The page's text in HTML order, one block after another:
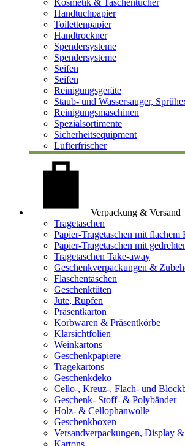
Kosmetik & Taschentücher
Handtuchpapier
Toilettenpapier
Handtrockner
Spendersysteme
Spendersysteme
Seifen
Seifen
Reinigungsgeräte
Staub- und Wassersauger,
Reinigungsmaschinen
Spezialsortimente
Sicherheitsequipment
Lufterfrischer
Verpackung & Versand
Tragetaschen
Papier-Tragetaschen mit flachem
Papier-Tragetaschen mit
Tragetaschen Take-away
Geschenkverpackungen &
Flaschentaschen
Geschenktüten
Jute, Rupfen
Präsentkarton
Korbwaren & Präsentkörbe
Klarsichtfolien
Weinkartons
Geschenkpapiere
Tragekartons
Geschenkdeko
Cello-, Kreuz-, Flach- und
Geschenk- Stoff- & Polybänder
Holz- & Cellophanwolle
Geschenkboxen
Versandverpackungen, Display